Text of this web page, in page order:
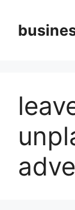
content